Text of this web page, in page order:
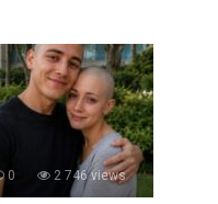
0 2 746 views